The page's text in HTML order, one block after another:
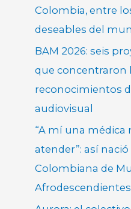
Colombia, entre
deseables del
BAM 2026: seis
que concentraron
reconocimientos
audiovisual
“A mí una médica
atender”: así
Colombiana de